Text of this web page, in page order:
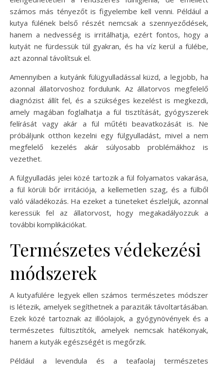
számos más tényezőt is figyelembe kell venni. Például a
kutya fülének belső részét nemcsak a szennyeződések,
hanem a nedvesség is irritálhatja, ezért fontos, hogy a
kutyát ne fürdessük túl gyakran, és ha víz kerül a fülébe,
azt azonnal távolítsuk el.
Amennyiben a kutyánk fülügyulladással küzd, a legjobb, ha
azonnal állatorvoshoz fordulunk. Az állatorvos megfelelő
diagnózist állít fel, és a szükséges kezelést is megkezdi,
amely magában foglalhatja a fül tisztítását, gyógyszerek
felírását vagy akár a fül műtéti beavatkozását is. Ne
próbáljunk otthon kezelni egy fülgyulladást, mivel a nem
megfelelő kezelés akár súlyosabb problémákhoz is
vezethet.
A fülgyulladás jelei közé tartozik a fül folyamatos vakarása,
a fül körüli bőr irritációja, a kellemetlen szag, és a fülből
való váladékozás. Ha ezeket a tüneteket észleljük, azonnal
keressük fel az állatorvost, hogy megakadályozzuk a
további komplikációkat.
Természetes védekezési
módszerek
A kutyafülére legyek ellen számos természetes módszer
is létezik, amelyek segíthetnek a paraziták távoltartásában.
Ezek közé tartoznak az illóolajok, a gyógynövények és a
természetes fültisztítók, amelyek nemcsak hatékonyak,
hanem a kutyák egészségét is megőrzik.
Például a levendula és a teafaolaj természetes